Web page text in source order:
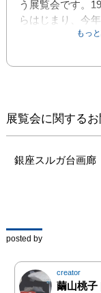
う展覧会です。
らはじまり、今
目となります。
もっ
展覧会に関する
銀座スルガ台画廊
posted by
creator
繭山桃子